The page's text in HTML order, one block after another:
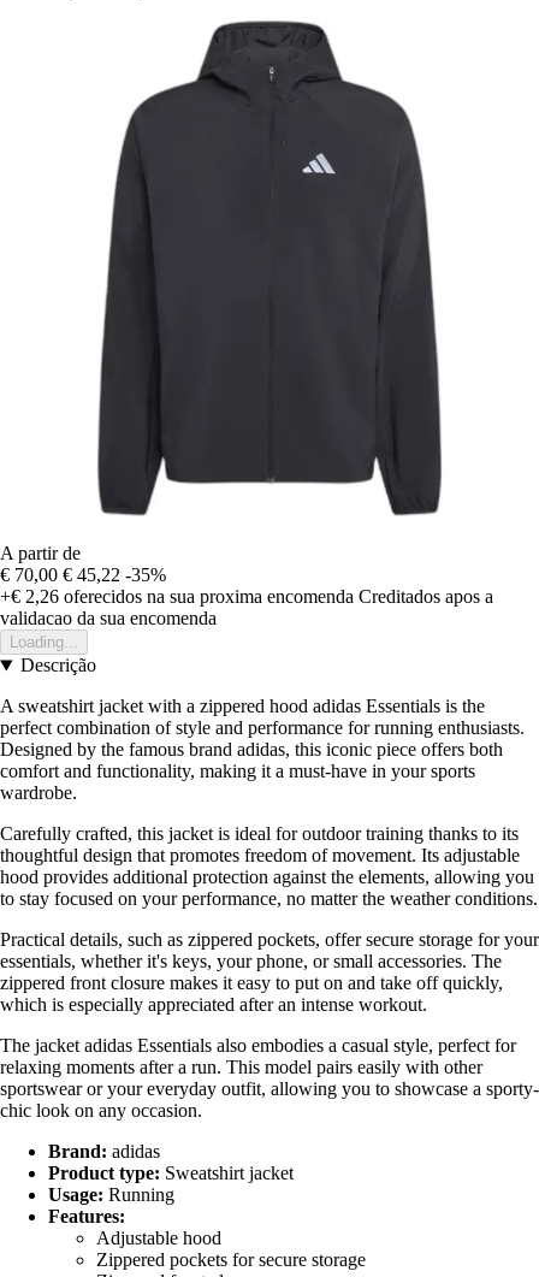
A partir de
€ 70,00 € 45,22 -35%
+€ 2,26 oferecidos na sua proxima encomenda Creditados apos a
validacao da sua encomenda
Loading...
Descrição
A sweatshirt jacket with a zippered hood adidas Essentials is the
perfect combination of style and performance for running enthusiasts.
Designed by the famous brand adidas, this iconic piece offers both
comfort and functionality, making it a must-have in your sports
wardrobe.
Carefully crafted, this jacket is ideal for outdoor training thanks to its
thoughtful design that promotes freedom of movement. Its adjustable
hood provides additional protection against the elements, allowing you
to stay focused on your performance, no matter the weather conditions.
Practical details, such as zippered pockets, offer secure storage for your
essentials, whether it's keys, your phone, or small accessories. The
zippered front closure makes it easy to put on and take off quickly,
which is especially appreciated after an intense workout.
The jacket adidas Essentials also embodies a casual style, perfect for
relaxing moments after a run. This model pairs easily with other
sportswear or your everyday outfit, allowing you to showcase a sporty-
chic look on any occasion.
Brand: adidas
Product type: Sweatshirt jacket
Usage: Running
Features:
Adjustable hood
Zippered pockets for secure storage